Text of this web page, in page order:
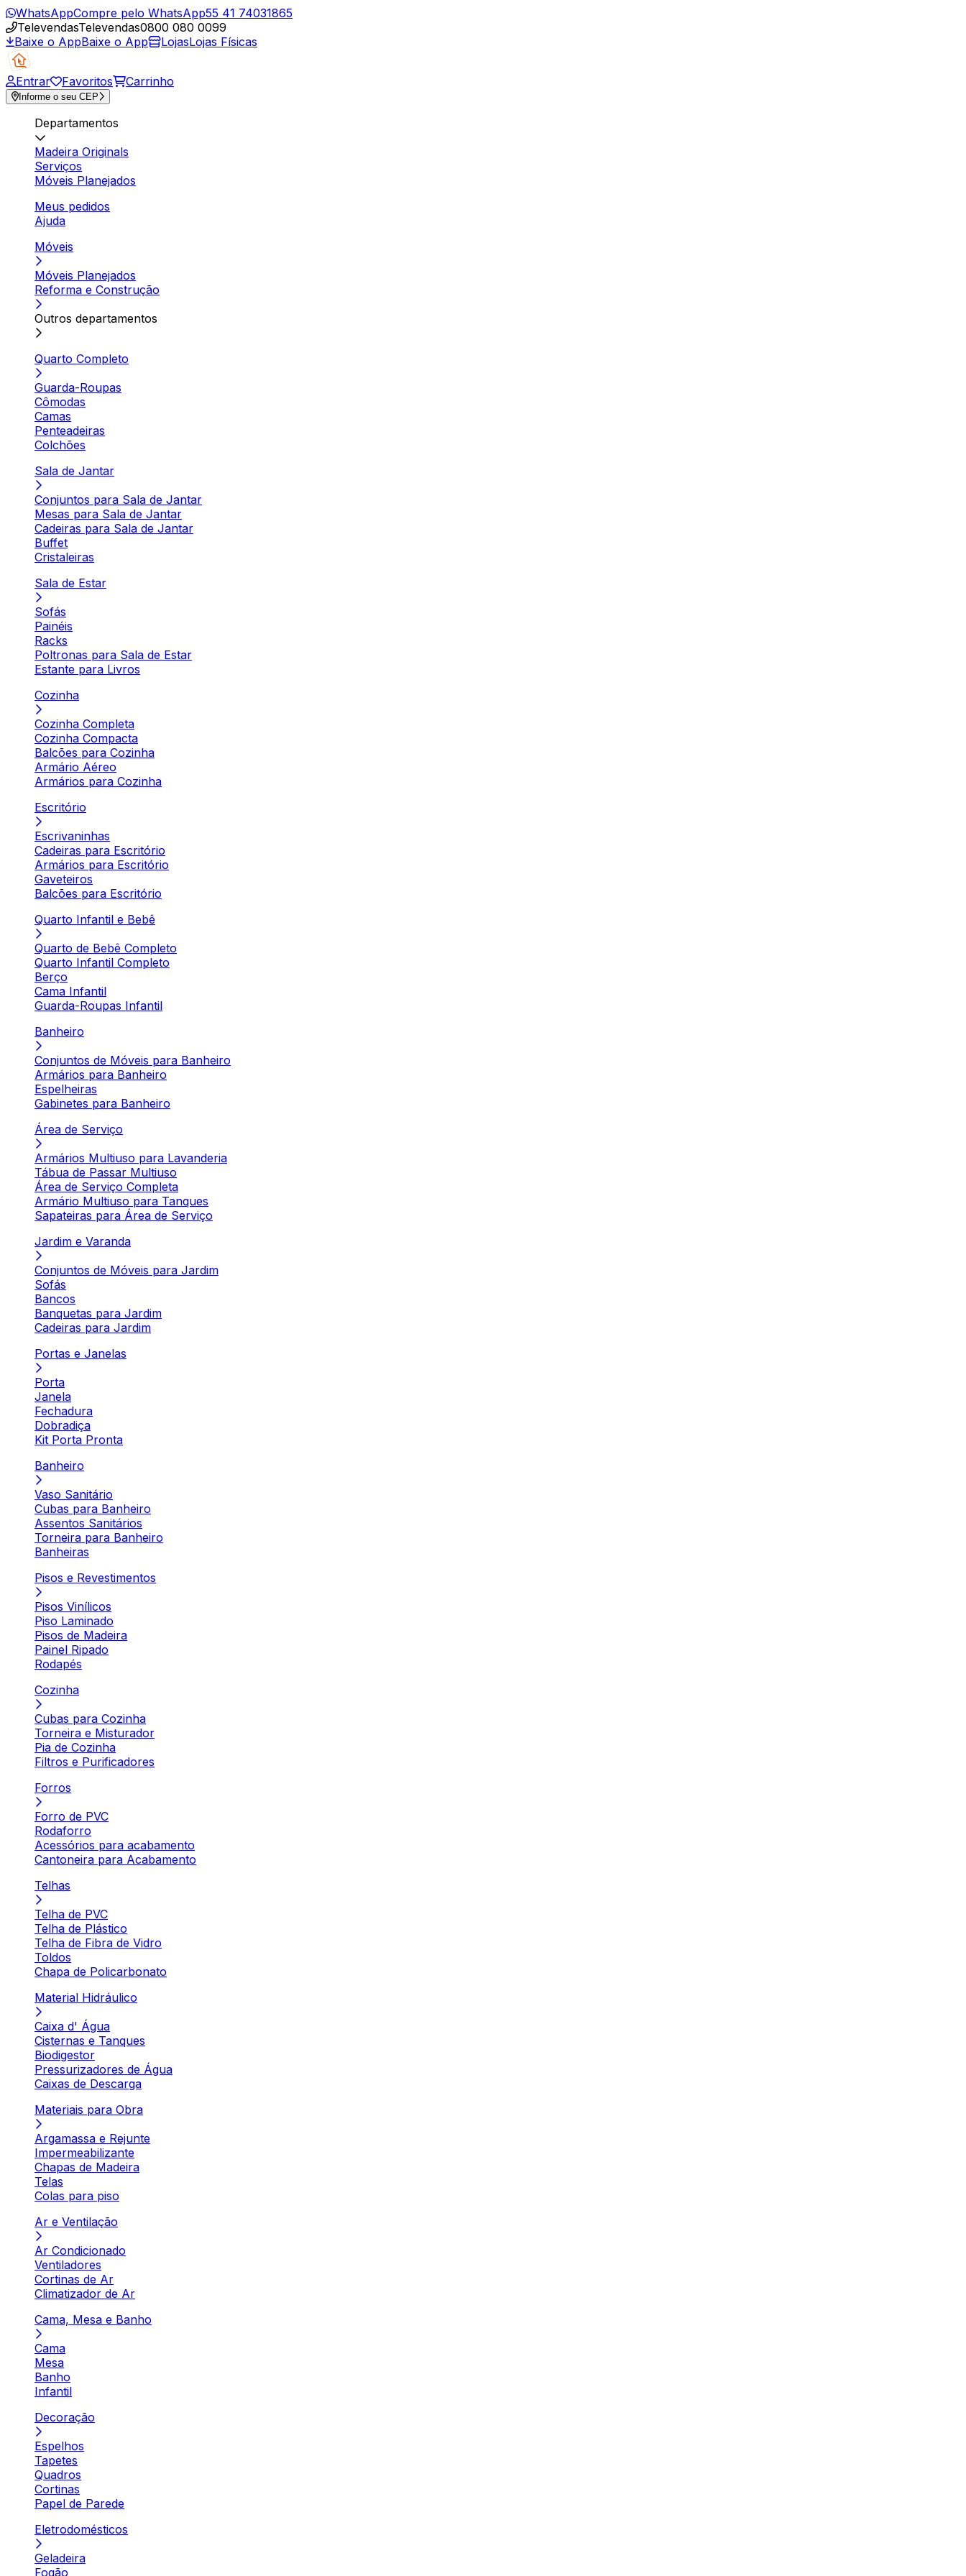
WhatsAppCompre pelo WhatsApp55 41 74031865
TelevendasTelevendas0800 080 0099
Baixe o AppBaixe o App LojasLojas Físicas
Entrar Favoritos Carrinho
Informe o seu CEP
Departamentos
Madeira Originals
Serviços
Móveis Planejados
Meus pedidos
Ajuda
Móveis
Móveis Planejados
Reforma e Construção
Outros departamentos
Quarto Completo
Guarda-Roupas
Cômodas
Camas
Penteadeiras
Colchões
Sala de Jantar
Conjuntos para Sala de Jantar
Mesas para Sala de Jantar
Cadeiras para Sala de Jantar
Buffet
Cristaleiras
Sala de Estar
Sofás
Painéis
Racks
Poltronas para Sala de Estar
Estante para Livros
Cozinha
Cozinha Completa
Cozinha Compacta
Balcões para Cozinha
Armário Aéreo
Armários para Cozinha
Escritório
Escrivaninhas
Cadeiras para Escritório
Armários para Escritório
Gaveteiros
Balcões para Escritório
Quarto Infantil e Bebê
Quarto de Bebê Completo
Quarto Infantil Completo
Berço
Cama Infantil
Guarda-Roupas Infantil
Banheiro
Conjuntos de Móveis para Banheiro
Armários para Banheiro
Espelheiras
Gabinetes para Banheiro
Área de Serviço
Armários Multiuso para Lavanderia
Tábua de Passar Multiuso
Área de Serviço Completa
Armário Multiuso para Tanques
Sapateiras para Área de Serviço
Jardim e Varanda
Conjuntos de Móveis para Jardim
Sofás
Bancos
Banquetas para Jardim
Cadeiras para Jardim
Portas e Janelas
Porta
Janela
Fechadura
Dobradiça
Kit Porta Pronta
Banheiro
Vaso Sanitário
Cubas para Banheiro
Assentos Sanitários
Torneira para Banheiro
Banheiras
Pisos e Revestimentos
Pisos Vinílicos
Piso Laminado
Pisos de Madeira
Painel Ripado
Rodapés
Cozinha
Cubas para Cozinha
Torneira e Misturador
Pia de Cozinha
Filtros e Purificadores
Forros
Forro de PVC
Rodaforro
Acessórios para acabamento
Cantoneira para Acabamento
Telhas
Telha de PVC
Telha de Plástico
Telha de Fibra de Vidro
Toldos
Chapa de Policarbonato
Material Hidráulico
Caixa d' Água
Cisternas e Tanques
Biodigestor
Pressurizadores de Água
Caixas de Descarga
Materiais para Obra
Argamassa e Rejunte
Impermeabilizante
Chapas de Madeira
Telas
Colas para piso
Ar e Ventilação
Ar Condicionado
Ventiladores
Cortinas de Ar
Climatizador de Ar
Cama, Mesa e Banho
Cama
Mesa
Banho
Infantil
Decoração
Espelhos
Tapetes
Quadros
Cortinas
Papel de Parede
Eletrodomésticos
Geladeira
Fogão